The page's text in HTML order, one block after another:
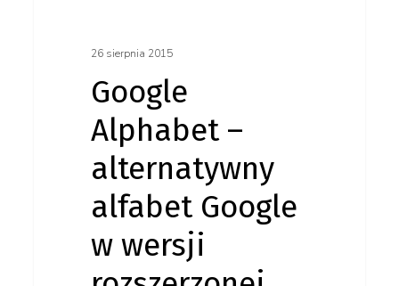
Google
w wersji
rozszerzonej
26 sierpnia 2015
Google
Alphabet –
alternatywny
alfabet Google
w wersji